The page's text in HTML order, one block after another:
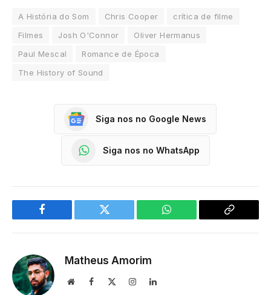
A História do Som Chris Cooper
crítica de filme
Filmes
Josh O'Connor
Oliver Hermanus
Paul Mescal
Romance de Época
The History of Sound
Siga nos no Google News
Siga nos no WhatsApp
Facebook Twitter WhatsApp
Copy
Matheus Amorim
WebsiteFacebook InstagramLinkedIn